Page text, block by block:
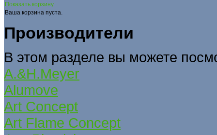
Показать корзину
Ваша корзина пуста.
Производители
В этом разделе вы можете
A.&H.Meyer
Alumove
Art Concept
Art Flame Concept